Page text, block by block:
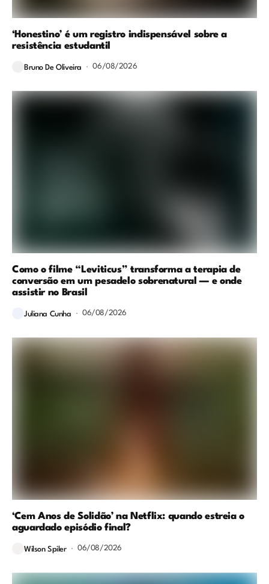
‘Honestino’ é um registro indispensável sobre a
resistência estudantil
Bruno De Oliveira 06/08/2026
Como o filme “Leviticus” transforma a terapia de
conversão em um pesadelo sobrenatural — e onde
assistir no Brasil
Juliana Cunha 06/08/2026
‘Cem Anos de Solidão’ na Netflix: quando estreia o
aguardado episódio final?
Wilson Spiler 06/08/2026